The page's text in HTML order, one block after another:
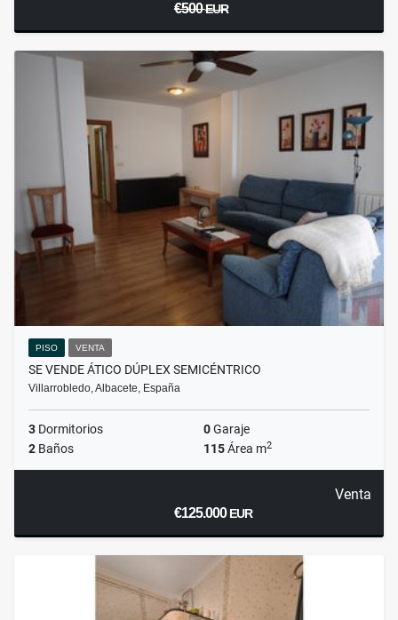
€500EUR
PISO VENTA
SE VENDE ÁTICO DÚPLEX SEMICÉNTRICO
Villarrobledo, Albacete, España
3 Dormitorios 0Garaje
2 Baños 115Área m2
Venta
€125.000EUR